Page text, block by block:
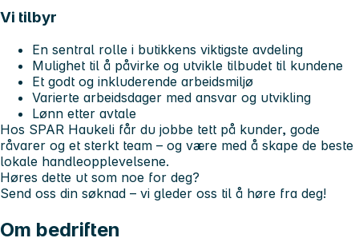
Vi tilbyr
En sentral rolle i butikkens viktigste avdeling
Mulighet til å påvirke og utvikle tilbudet til kundene
Et godt og inkluderende arbeidsmiljø
Varierte arbeidsdager med ansvar og utvikling
Lønn etter avtale
Hos SPAR Haukeli får du jobbe tett på kunder, gode
råvarer og et sterkt team – og være med å skape de beste
lokale handleopplevelsene.
Høres dette ut som noe for deg?
Send oss din søknad – vi gleder oss til å høre fra deg!
Om bedriften